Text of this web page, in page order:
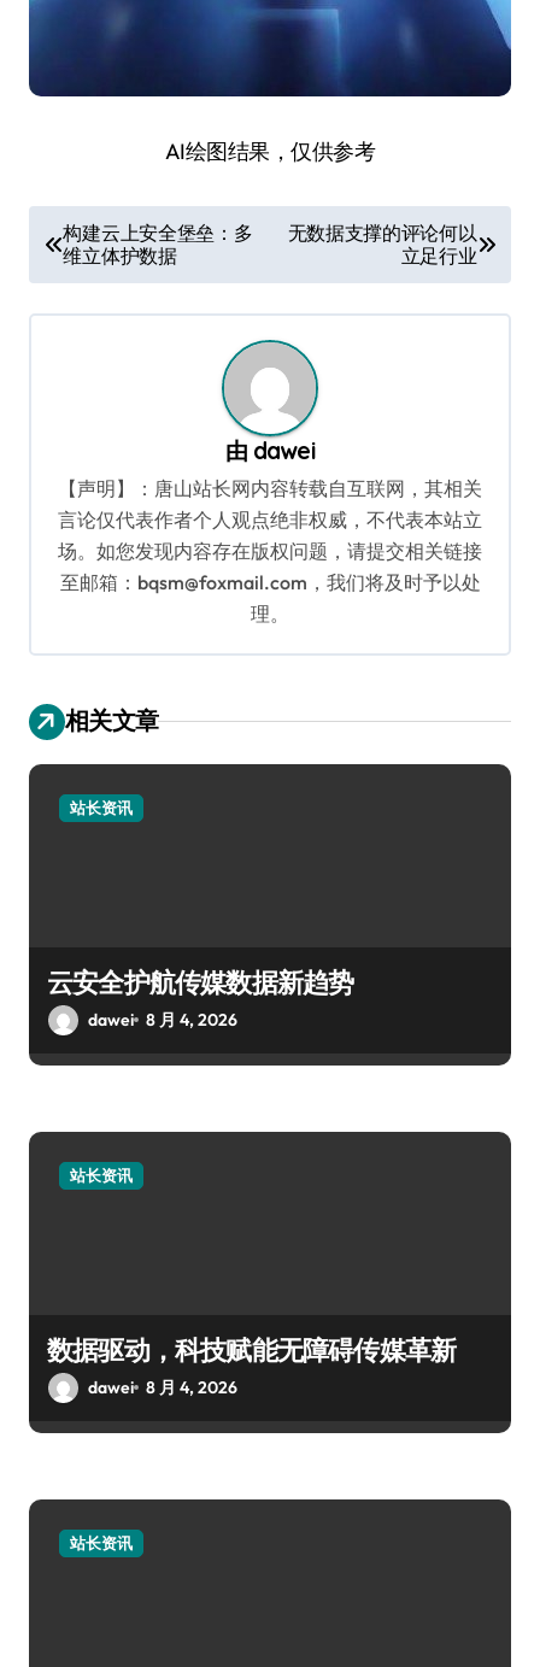
AI绘图结果，仅供参考
章
导
构建云上安全堡垒：多
维立体护数据
无数据支撑的评论何以
立足行业
由 dawei
【声明】：唐山站长网内容转载自互联网，其相关
言论仅代表作者个人观点绝非权威，不代表本站立
场。如您发现内容存在版权问题，请提交相关链接
至邮箱：bqsm@foxmail.com，我们将及时予以处
理。
相关文章
站长资讯
云安全护航传媒数据新趋势
dawei 8 月 4, 2026
站长资讯
数据驱动，科技赋能无障碍传媒革新
dawei 8 月 4, 2026
站长资讯